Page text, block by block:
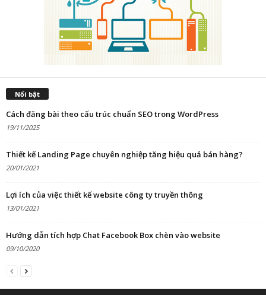
Nổi bật
Cách đăng bài theo cấu trúc chuẩn SEO trong WordPress
19/11/2025
Thiết kế Landing Page chuyên nghiệp tăng hiệu quả bán hàng?
20/01/2021
Lợi ích của việc thiết kế website công ty truyền thông
13/01/2021
Hướng dẫn tích hợp Chat Facebook Box chèn vào website
09/10/2020